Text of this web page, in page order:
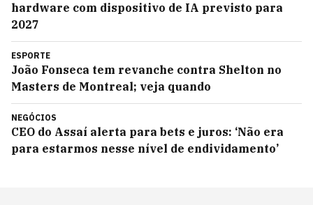
hardware com dispositivo de IA previsto para
2027
ESPORTE
João Fonseca tem revanche contra Shelton no
Masters de Montreal; veja quando
NEGÓCIOS
CEO do Assaí alerta para bets e juros: ‘Não era
para estarmos nesse nível de endividamento’